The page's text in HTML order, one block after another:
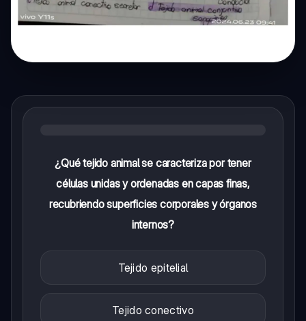
¿Qué tejido animal se caracteriza por tener
células unidas y ordenadas en capas finas,
recubriendo superficies corporales y órganos
internos?
Tejido epitelial
Tejido conectivo